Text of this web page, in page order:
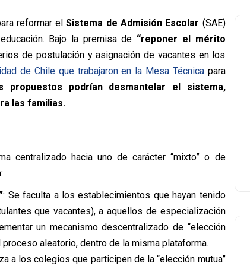
reformar el Sistema de Admisión Escolar (SAE)
Bajo la premisa de “reponer el mérito
de postulación y asignación de vacantes en los
de Chile que trabajaron en la Mesa Técnica para
propuestos podrían desmantelar el sistema,
las familias.
centralizado hacia uno de carácter “mixto” o de
: Se faculta a los establecimientos que hayan tenido
que vacantes), a aquellos de especialización
un mecanismo descentralizado de “elección
aleatorio, dentro de la misma plataforma.
a los colegios que participen de la “elección mutua”